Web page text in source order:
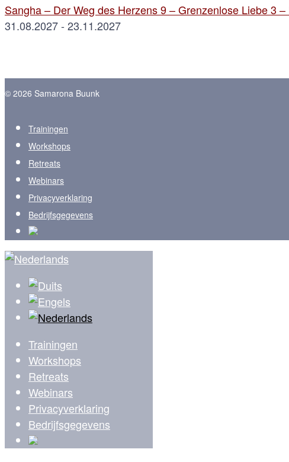
Sangha – Der Weg des Herzens 9 – Grenzenlose Liebe 3
31.08.2027 - 23.11.2027
© 2026 Samarona Buunk
Trainingen
Workshops
Retreats
Webinars
Privacyverklaring
Bedrijfsgegevens
Trainingen
Workshops
Retreats
Webinars
Privacyverklaring
Bedrijfsgegevens